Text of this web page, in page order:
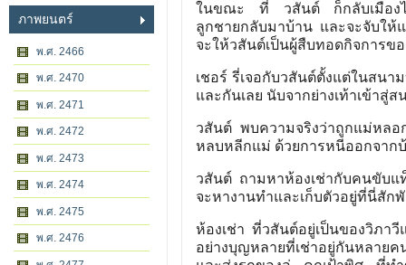
ภาพยนตร์
พ.ศ. 2466
พ.ศ. 2470
พ.ศ. 2471
พ.ศ. 2472
พ.ศ. 2473
พ.ศ. 2474
พ.ศ. 2475
พ.ศ. 2476
ในขณะ ที่ วสันต์ ก็กลับเมืองไท
ลูกชายกลับมาบ้าน และจะจับใ
จะให้วสันต์เป็นผู้สืบทอดกิจการข
เชอร์ รี่เจอกับวสันต์ตั้งแต่ในสนา
และกันเลย นับจากย่างเท้าเข้าสู่
วสันต์ พบความจริงว่าถูกแม่หลอ
หลบหลีกแม่ ด้วยการหนีออกจาก
วสันต์ ถามหาห้องเช่ากับคนขับ
จะหางานทำและเก็บตัวอยู่ที่นี่สั
ห้องเช่า ที่วสันต์อยู่เป็นของวิภา
อย่างบุญหลายที่เช่าอยู่กันหลาย